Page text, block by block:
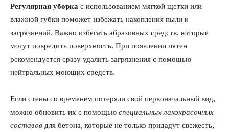
Регулярная уборка с использованием мягкой щетки или
влажной губки поможет избежать накопления пыли и
загрязнений. Важно избегать абразивных средств, которые
могут повредить поверхность. При появлении пятен
рекомендуется сразу удалить загрязнения с помощью
нейтральных моющих средств.
Если стены со временем потеряли свой первоначальный вид,
можно обновить их с помощью специальных лакокрасочных
составов для бетона, которые не только придадут свежесть,